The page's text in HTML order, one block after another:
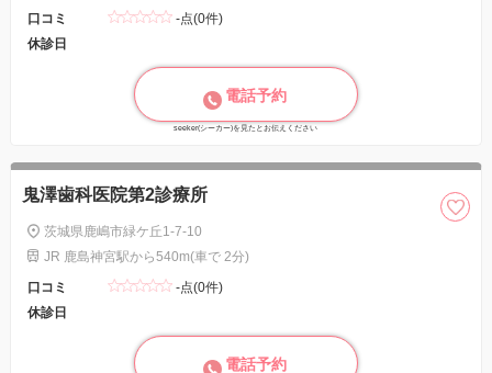
口コミ
-点(0件)
休診日
電話予約
seeker(シーカー)を見たとお伝えください
鬼澤歯科医院第2診療所
茨城県鹿嶋市緑ケ丘1-7-10
JR 鹿島神宮駅から540m(車で 2分)
口コミ
-点(0件)
休診日
電話予約